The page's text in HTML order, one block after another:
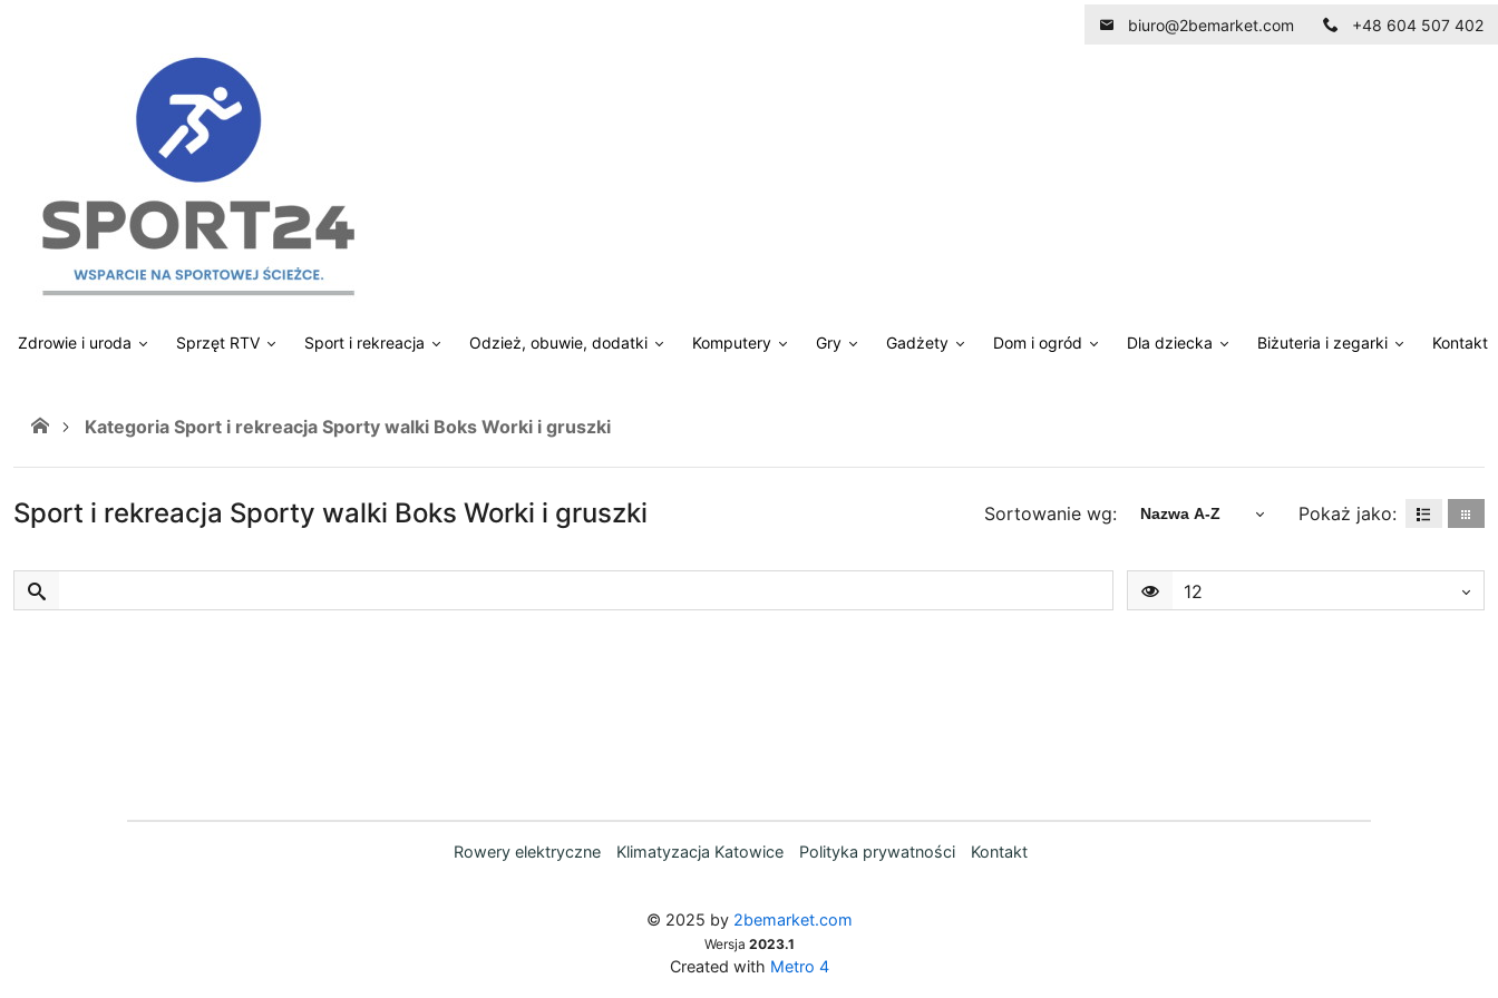
biuro@2bemarket.com +48 604 507 402
Zdrowie i uroda Sprzęt RTV Sport i rekreacja Odzież, obuwie, dodatki Komputery Gry Gadżety Dom i ogród Dla dziecka Biżuteria i zegarki Kontakt
Kategoria Sport i rekreacja Sporty walki Boks Worki i gruszki
Sport i rekreacja Sporty walki Boks Worki i gruszki Sortowanie wg: Nazwa A-Z Pokaż jako:
12
Rowery elektryczne Klimatyzacja Katowice Polityka prywatności Kontakt
© 2025 by 2bemarket.com
Wersja 2023.1
Created with Metro 4